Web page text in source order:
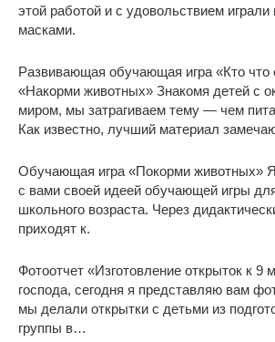
этой работой и с удовольствием играли
масками.
Развивающая обучающая игра «Кто что
«Накорми животных» Знакомя детей с
миром, мы затрагиваем тему — чем
Как известно, лучший материал
Обучающая игра «Покорми животных»
с вами своей идеей обучающей игры
школьного возраста. Через
приходят к.
Фотоотчет «Изготовление открыток к 9
господа, сегодня я представляю вам
мы делали открытки с детьми из
группы в…